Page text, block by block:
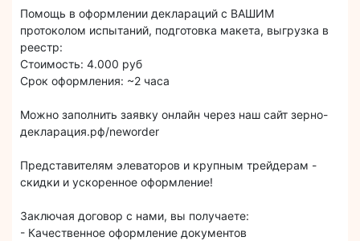
Помощь в оформлении деклараций с ВАШИМ
протоколом испытаний, подготовка макета, выгрузка в
реестр:
Стоимость: 4.000 руб
Срок оформления: ~2 часа
Можно заполнить заявку онлайн через наш сайт зерно-
декларация.рф/neworder
Представителям элеваторов и крупным трейдерам -
скидки и ускоренное оформление!
Заключая договор с нами, вы получаете:
- Качественное оформление документов